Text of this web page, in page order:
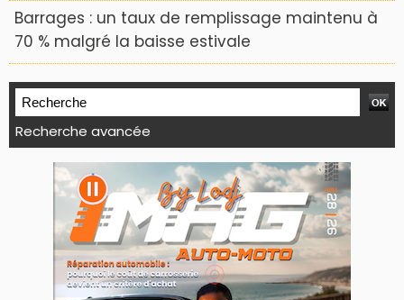
Barrages : un taux de remplissage maintenu à
70 % malgré la baisse estivale
Recherche avancée